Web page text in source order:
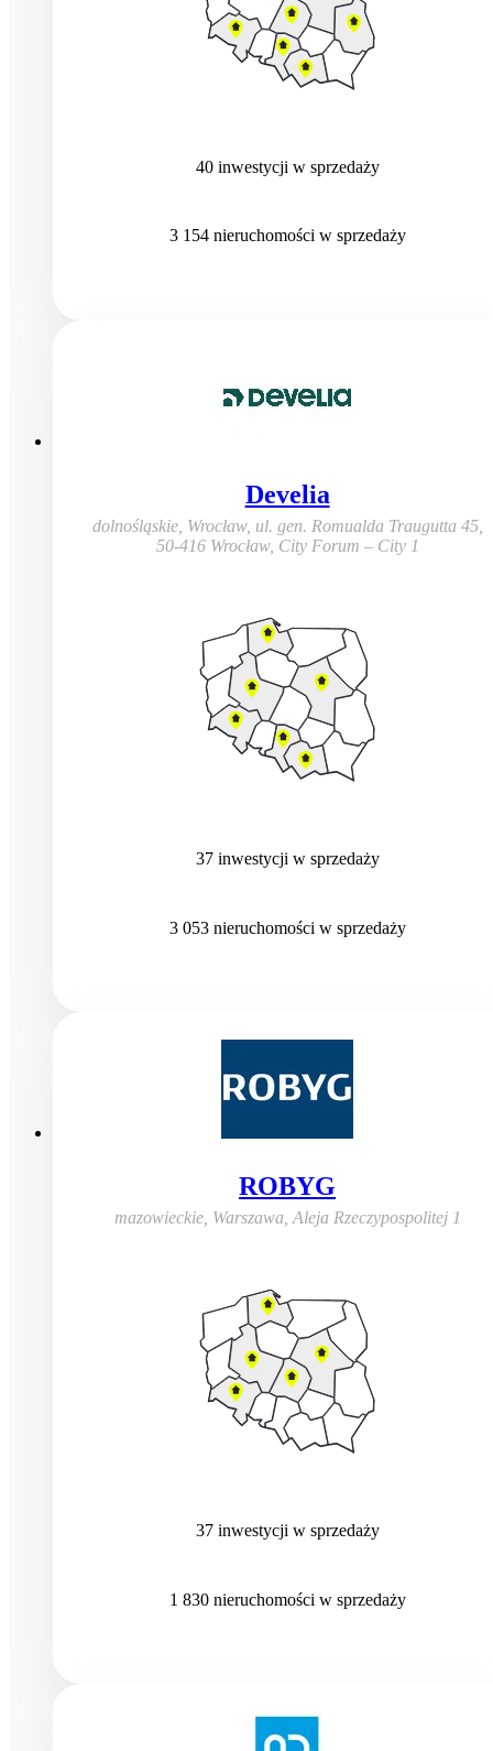
40 inwestycji w sprzedaży
3 154 nieruchomościw sprzedaży
Develia
dolnośląskie, Wrocław, ul. gen. Romualda Traugutta 45,
50-416 Wrocław, City Forum – City 1
37 inwestycji w sprzedaży
3 053 nieruchomości w sprzedaży
ROBYG
mazowieckie, Warszawa, Aleja Rzeczypospolitej 1
37 inwestycji w sprzedaży
1 830 nieruchomości w sprzedaży